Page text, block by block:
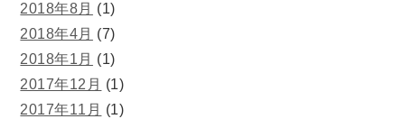
2018年8月 (1)
2018年4月 (7)
2018年1月 (1)
2017年12月 (1)
2017年11月 (1)